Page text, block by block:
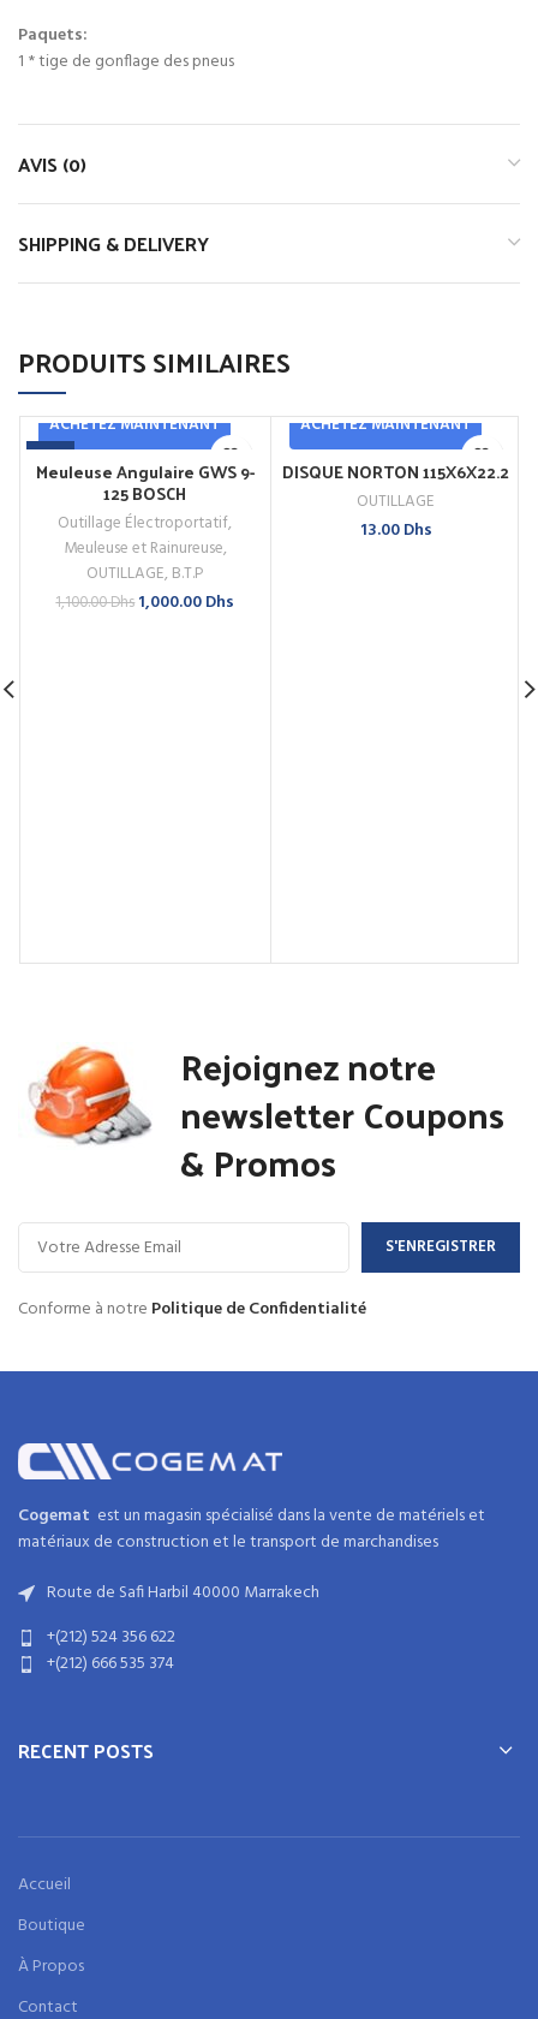
Paquets:
1 * tige de gonflage des pneus
AVIS (0)
SHIPPING & DELIVERY
PRODUITS SIMILAIRES
-9%
ACHETEZ MAINTENANT
Meuleuse Angulaire GWS 9-
125 BOSCH
Outillage Électroportatif,
Meuleuse et Rainureuse,
OUTILLAGE, B.T.P
1,100.00DhsLe
1,000.00Dhs
ACHETEZ MAINTENANT
DISQUE NORTON 115X6X22.2
OUTILLAGE
13.00Dhs
Rejoignez notre
newsletter Coupons
& Promos
Conforme à notre Politique de Confidentialité
Cogemat est un magasin spécialisé dans lavente de matériels et
matériaux de construction etle transport de marchandises
Route de Safi Harbil 40000 Marrakech
+(212) 524 356 622
+(212) 666 535 374
RECENT POSTS
Accueil
Boutique
À Propos
Contact